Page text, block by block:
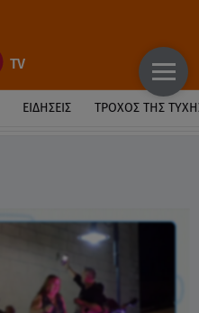
ΕΙΔΉΣΕΙΣ ΤΡΟΧΌΣ ΤΗΣ